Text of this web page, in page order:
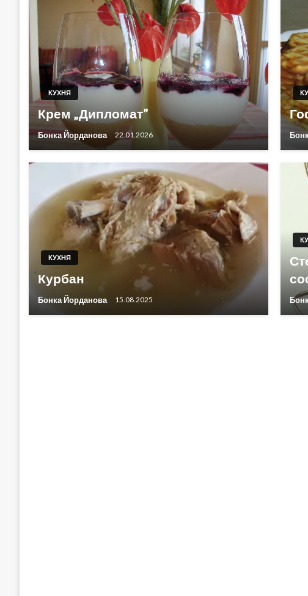
КУХНЯ
Крем „Дипломат”
Бонка Йорданова 22.01.2026
КУХНЯ
Курбан
Бонка Йорданова 15.08.2025